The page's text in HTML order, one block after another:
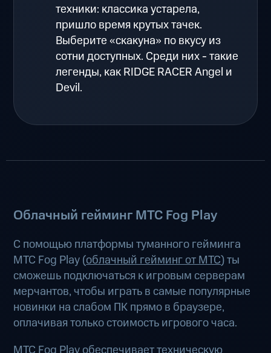
техники: классика устарела,
пришло время крутых тачек.
Выберите «скакуна» по вкусу из
сотни доступных. Среди них - такие
легенды, как RIDGE RACER Angel и
Devil.
Облачный гейминг МТС Fog Play
С помощью платформы туманного гейминга
МТС Fog Play (облачный гейминг от МТС) ты
сможешь подключаться к игровым серверам
мерчантов, чтобы играть в самые популярные
новинки на слабом ПК прямо в браузере,
оплачивая только стоимость игрового часа.